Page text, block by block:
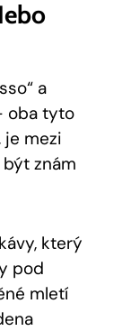
a
oba tyto
je mezi
znám
který
pod
mletí